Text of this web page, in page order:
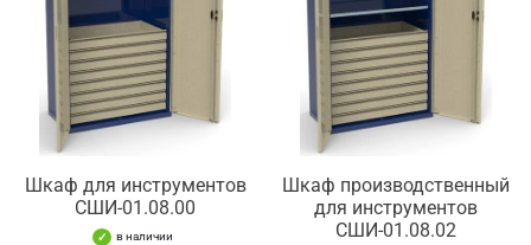
Шкаф для инструментов
СШИ-01.08.00
в наличии
Шкаф производственный
для инструментов
СШИ-01.08.02